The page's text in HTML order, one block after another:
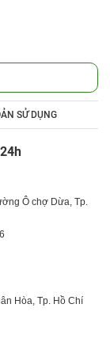
SỬ DỤNG
Ô chợ Dừa, Tp.
Hòa, Tp. Hồ Chí